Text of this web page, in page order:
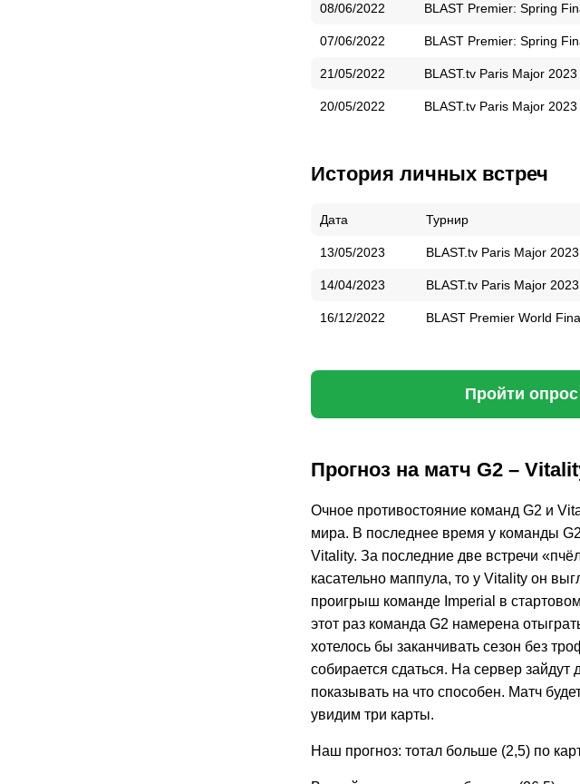
08/06/2022 BLAST Premier: Spring
07/06/2022 BLAST Premier: Spring
21/05/2022 BLAST.tv Paris Major 2023
20/05/2022 BLAST.tv Paris Major 2023
История личных встреч
Дата Турнир
13/05/2023 BLAST.tv Paris Major 2023
14/04/2023 BLAST.tv Paris Major
16/12/2022 BLAST Premier World
Пройти опрос
Прогноз на матч G2 –
Очное противостояние команд G2 и
мира. В последнее время у команды
Vitality. За последние две встречи
касательно маппула, то у Vitality он
проигрыш команде Imperial в
этот раз команда G2 намерена
хотелось бы заканчивать сезон без
собирается сдаться. На сервер
показывать на что способен. Матч
увидим три карты.
Наш прогноз: тотал больше (2,5) по